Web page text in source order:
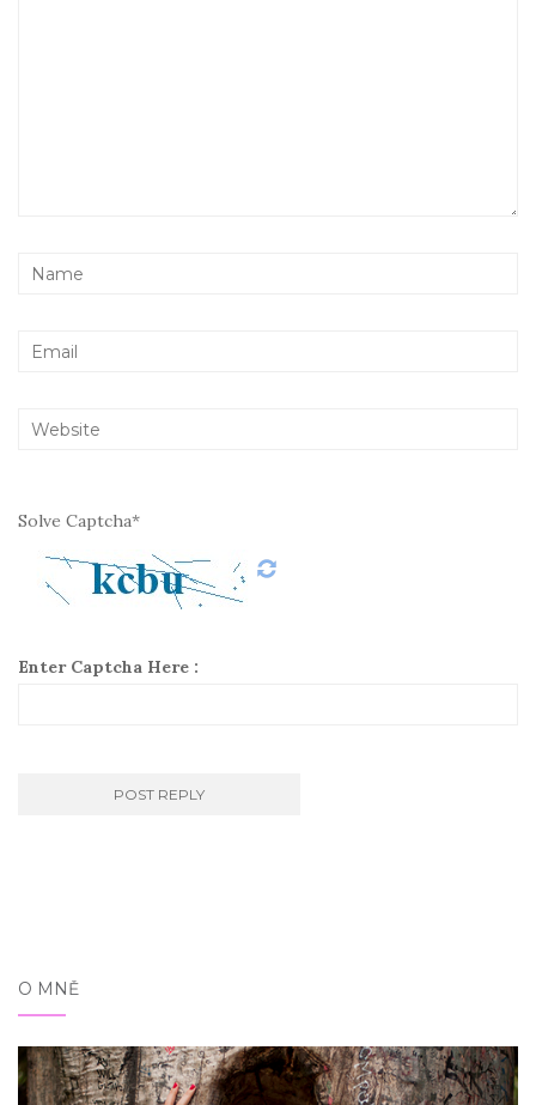
Solve Captcha*
Enter Captcha Here :
O MNĚ